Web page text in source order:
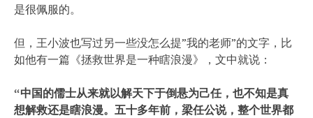
是很佩服的。
但，王小波也写过另一些没怎么提”我的老师”的文字，比
如他有一篇《拯救世界是一种瞎浪漫》，文中就说：
“中国的儒士从来就以解天下于倒悬为己任，也不知是真
想解救还是瞎浪漫。五十多年前，梁任公说，整个世界都